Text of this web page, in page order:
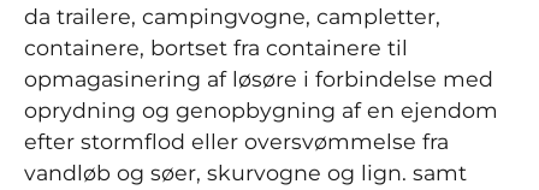
da trailere, campingvogne, campletter,
containere, bortset fra containere til
opmagasinering af løsøre i forbindelse med
oprydning og genopbygning af en ejendom
efter stormflod eller oversvømmelse fra
vandløb og søer, skurvogne og lign. samt